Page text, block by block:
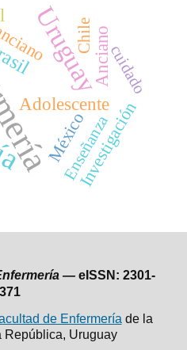
Uruguay
Adolescente
Anciano
Investigación
México
Enseñanza
Chile
cuidado
— eISSN: 2301-
de Enfermería de la
República, Uruguay